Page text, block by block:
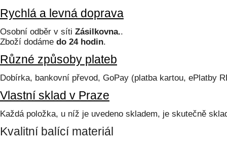
Rychlá a levná doprava
Osobní odběr v síti Zásilkovna..
Zboží dodáme do 24 hodin.
Různé způsoby plateb
Dobírka, bankovní převod, GoPay (platba kartou, ePlatby
Vlastní sklad v Praze
Každá položka, u níž je uvedeno skladem, je skutečně
Kvalitní balící materiál